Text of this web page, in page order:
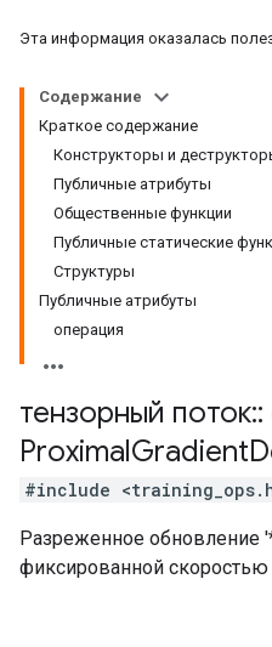
Эта информация оказалась
Содержание
Краткое содержание
Конструкторы и
Публичные атрибуты
Общественные функции
Публичные статические
Структуры
Публичные атрибуты
операция
тензорный поток::
ProximalGradient
#include
Разреженное обновление
фиксированной скоростью